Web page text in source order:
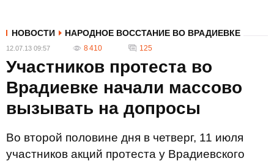
НОВОСТИ НАРОДНОЕ ВОССТАНИЕ ВО ВРАДИЕВКЕ
12.07.13 09:57 8 410 125
Участников протеста во
Врадиевке начали массово
вызывать на допросы
Во второй половине дня в четверг, 11 июля
участников акций протеста у Врадиевского